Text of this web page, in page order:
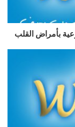
بأمراض القلب